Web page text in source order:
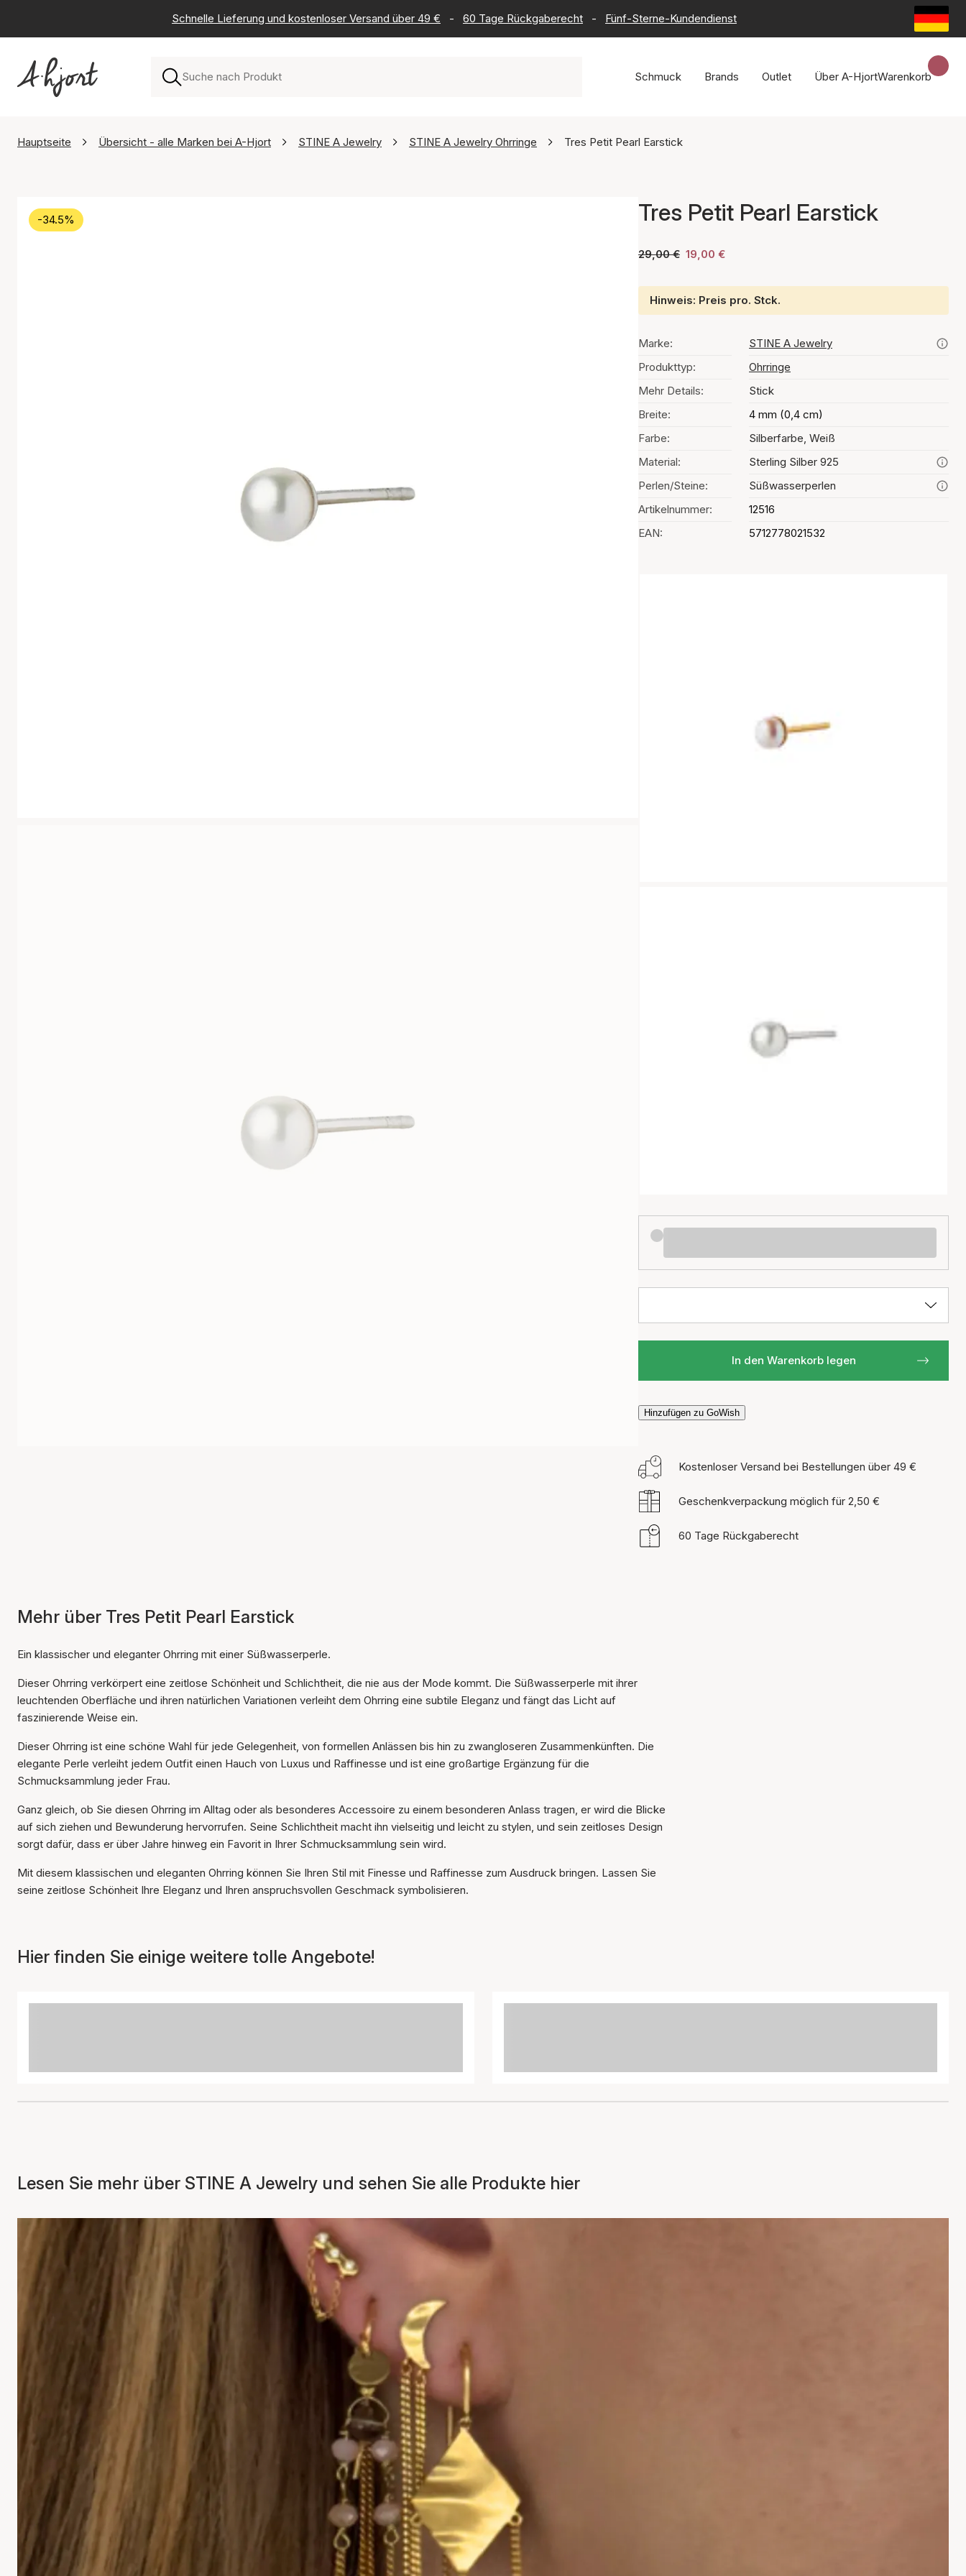
Schnelle Lieferung und kostenloser Versand über 49 € - 60 Tage Rückgaberecht - Fünf-Sterne-Kundendienst
Schmuck Brands Outlet Über A-HjortWarenkorb
Hauptseite Übersicht - alle Marken bei A-Hjort STINE A Jewelry STINE A Jewelry Ohrringe Tres Petit Pearl Earstick
-34.5% Tres Petit Pearl Earstick
29,00 € 19,00 €
Hinweis: Preis pro. Stck.
Marke:
STINE A Jewelry
Produkttyp:
Ohrringe
Mehr Details:
Stick
Breite:
4 mm (0,4 cm)
Farbe:
Silberfarbe, Weiß
Material:
Sterling Silber 925
Perlen/Steine:
Süßwasserperlen
Artikelnummer:
12516
EAN:
5712778021532
In den Warenkorb legen
Hinzufügen zu GoWish
Kostenloser Versand bei Bestellungen über 49 €
Geschenkverpackung möglich für 2,50 €
60 Tage Rückgaberecht
Mehr über Tres Petit Pearl Earstick
Ein klassischer und eleganter Ohrring mit einer Süßwasserperle.
Dieser Ohrring verkörpert eine zeitlose Schönheit und Schlichtheit, die nie aus der Mode kommt. Die Süßwasserperle mit ihrer
leuchtenden Oberfläche und ihren natürlichen Variationen verleiht dem Ohrring eine subtile Eleganz und fängt das Licht auf
faszinierende Weise ein.
Dieser Ohrring ist eine schöne Wahl für jede Gelegenheit, von formellen Anlässen bis hin zu zwangloseren Zusammenkünften. Die
elegante Perle verleiht jedem Outfit einen Hauch von Luxus und Raffinesse und ist eine großartige Ergänzung für die
Schmucksammlung jeder Frau.
Ganz gleich, ob Sie diesen Ohrring im Alltag oder als besonderes Accessoire zu einem besonderen Anlass tragen, er wird die Blicke
auf sich ziehen und Bewunderung hervorrufen. Seine Schlichtheit macht ihn vielseitig und leicht zu stylen, und sein zeitloses Design
sorgt dafür, dass er über Jahre hinweg ein Favorit in Ihrer Schmucksammlung sein wird.
Mit diesem klassischen und eleganten Ohrring können Sie Ihren Stil mit Finesse und Raffinesse zum Ausdruck bringen. Lassen Sie
seine zeitlose Schönheit Ihre Eleganz und Ihren anspruchsvollen Geschmack symbolisieren.
Hier finden Sie einige weitere tolle Angebote!
Lesen Sie mehr über STINE A Jewelry und sehen Sie alle Produkte hier